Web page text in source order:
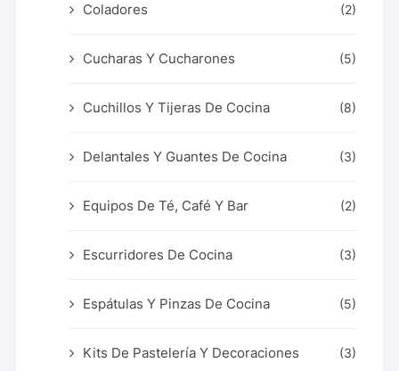
Coladores (2)
Cucharas Y Cucharones (5)
Cuchillos Y Tijeras De Cocina (8)
Delantales Y Guantes De Cocina (3)
Equipos De Té, Café Y Bar (2)
Escurridores De Cocina (3)
Espátulas Y Pinzas De Cocina (5)
Kits De Pastelería Y Decoraciones (3)